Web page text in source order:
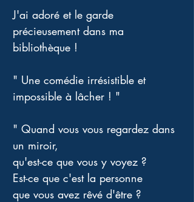
J'ai adoré et le garde
précieusement dans ma
bibliothèque !
" Une comédie irrésistible et
impossible à lâcher ! "
" Quand vous vous regardez dans
un miroir,
qu'est-ce que vous y voyez ?
Est-ce que c'est la personne
que vous avez rêvé d'être ?